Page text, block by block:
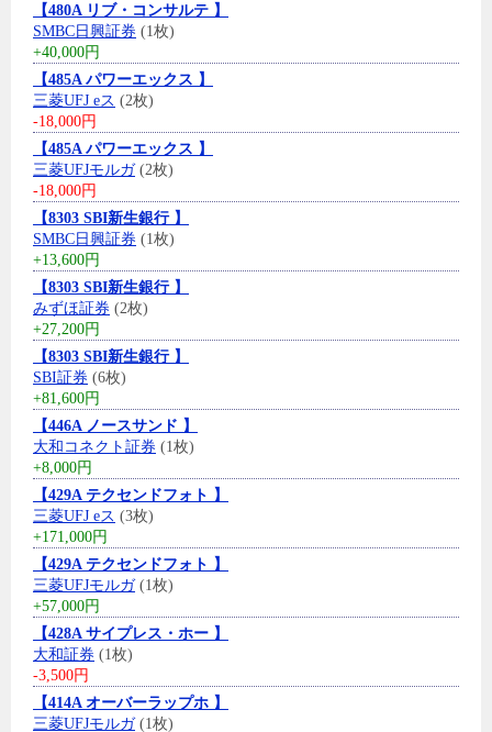
【480A リブ・コンサルテ 】
SMBC日興証券 (1枚)
+40,000円
【485A パワーエックス 】
三菱UFJ eス (2枚)
-18,000円
【485A パワーエックス 】
三菱UFJモルガ(2枚)
-18,000円
【8303 SBI新生銀行 】
SMBC日興証券 (1枚)
+13,600円
【8303 SBI新生銀行 】
みずほ証券 (2枚)
+27,200円
【8303 SBI新生銀行 】
SBI証券 (6枚)
+81,600円
【446A ノースサンド 】
大和コネクト証券 (1枚)
+8,000円
【429A テクセンドフォト 】
三菱UFJ eス (3枚)
+171,000円
【429A テクセンドフォト 】
三菱UFJモルガ(1枚)
+57,000円
【428A サイプレス・ホー 】
大和証券 (1枚)
-3,500円
【414A オーバーラップホ 】
三菱UFJモルガ(1枚)